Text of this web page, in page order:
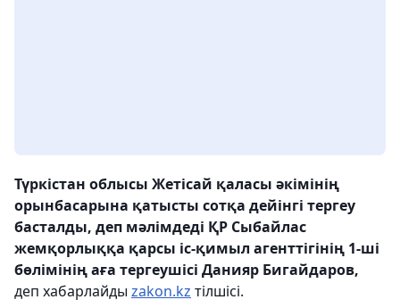
Түркістан облысы Жетісай қаласы әкімінің
орынбасарына қатысты сотқа дейінгі тергеу
басталды, деп мәлімдеді ҚР Сыбайлас
жемқорлыққа қарсы іс-қимыл агенттігінің 1-ші
бөлімінің аға тергеушісі Данияр Бигайдаров,
деп хабарлайды zakon.kz тілшісі.